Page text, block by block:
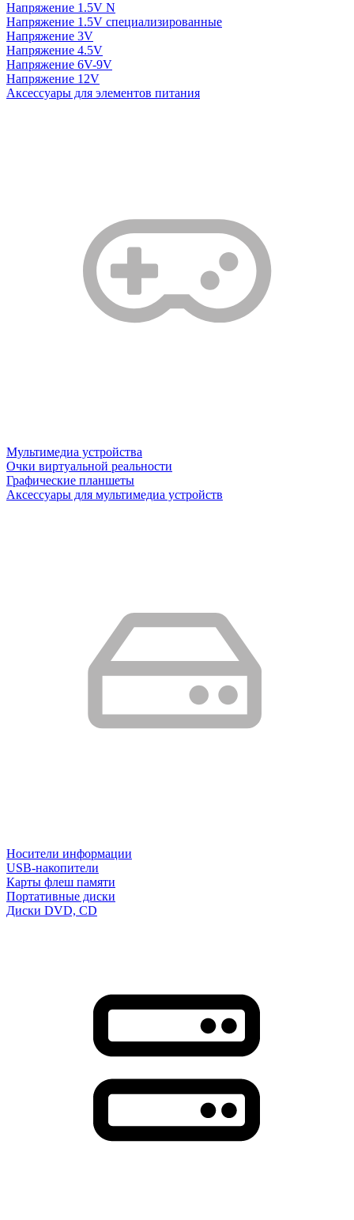
Напряжение 1.5V N
Напряжение 1.5V специализированные
Напряжение 3V
Напряжение 4.5V
Напряжение 6V-9V
Напряжение 12V
Аксессуары для элементов питания
Мультимедиа устройства
Очки виртуальной реальности
Графические планшеты
Аксессуары для мультимедиа устройств
Носители информации
USB-накопители
Карты флеш памяти
Портативные диски
Диски DVD, CD